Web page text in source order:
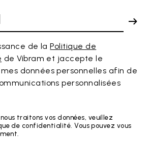
de laPolitique de
de Vibram et jaccepte le
données personnelles afin de
personnalisées
traitons vos données, veuillez
de confidentialité. Vous pouvez vous